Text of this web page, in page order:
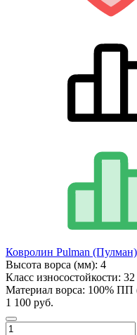
Ковролин Pulman
Высота ворса (мм): 4
Класс износостойкости: 32
Материал ворса: 100% ПП
1 100 руб.